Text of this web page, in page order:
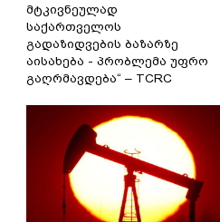
მტკივნეულად
საქართველოს
გადაზიდვების ბაზარზე
აისახება - პრობლემა უფრო
გაღრმავდება“ – TCRC